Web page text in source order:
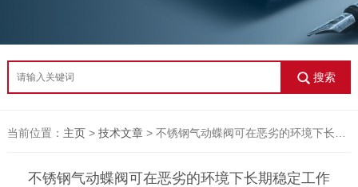
搜索
当前位置： 主页> 技术文章> 不锈钢气动蝶阀可在恶劣的环境下长期稳定工作
不锈钢气动蝶阀可在恶劣的环境下长期稳定工作